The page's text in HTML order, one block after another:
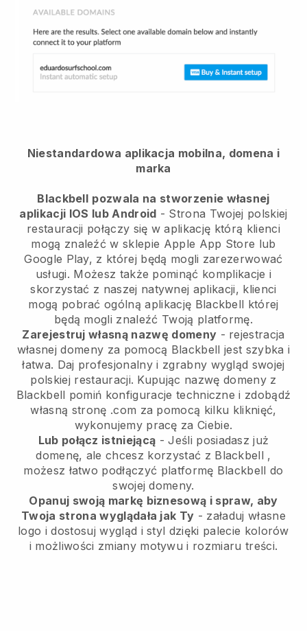
Niestandardowa aplikacja mobilna, domena i
marka
Blackbell pozwala na stworzenie własnej
aplikacji IOS lub Android - Strona Twojej polskiej
restauracji połączy się w aplikację którą klienci
mogą znaleźć w sklepie Apple App Store lub
Google Play, z której będą mogli zarezerwować
usługi. Możesz także pominąć komplikacje i
skorzystać z naszej natywnej aplikacji, klienci
mogą pobrać ogólną aplikację Blackbell której
będą mogli znaleźć Twoją platformę.
Zarejestruj własną nazwę domeny - rejestracja
własnej domeny za pomocą Blackbell jest szybka i
łatwa. Daj profesjonalny i zgrabny wygląd swojej
polskiej restauracji. Kupując nazwę domeny z
Blackbell pomiń konfiguracje techniczne i zdobądź
własną stronę .com za pomocą kilku kliknięć,
wykonujemy pracę za Ciebie.
Lub połącz istniejącą - Jeśli posiadasz już
domenę, ale chcesz korzystać z Blackbell ,
możesz łatwo podłączyć platformę Blackbell do
swojej domeny.
Opanuj swoją markę biznesową i spraw, aby
Twoja strona wyglądała jak Ty - załaduj własne
logo i dostosuj wygląd i styl dzięki palecie kolorów
i możliwości zmiany motywu i rozmiaru treści.